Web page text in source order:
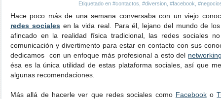
Etiquetado en #contactos #diversion #facebook
Hace poco más de una semana conversaba con un viejo
redes socialesen la vida real. Para él, lejano del mundo de
afincado en la realidad física tradicional, las redes sociales
comunicación y divertimento para estar en contacto con sus
dedicamos con un enfoque más profesional a esto del
ésa es la única utilidad de estas plataforma sociales, así que
algunas recomendaciones.
Más allá de hacerle ver que redes sociales como Facebooko